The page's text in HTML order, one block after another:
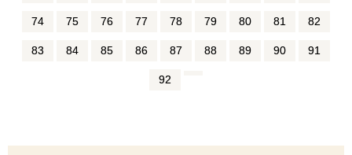
74 75 76 77 78 79 80 81 82
83 84 85 86 87 88 89 90 91
92